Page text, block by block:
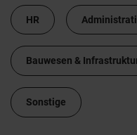
HR
Bauwesen &
Sonstige